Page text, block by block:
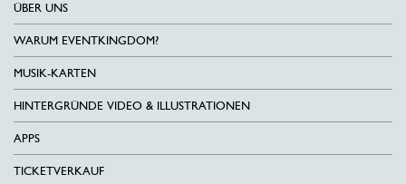
ÜBER UNS
WARUM EVENTKINGDOM?
MUSIK-KARTEN
HINTERGRÜNDE VIDEO & ILLUSTRATIONEN
APPS
TICKETVERKAUF